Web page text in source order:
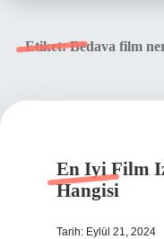
Etiket:Bedava film
En Iyi Film
Hangisi
Tarih: Eylül 21, 2024